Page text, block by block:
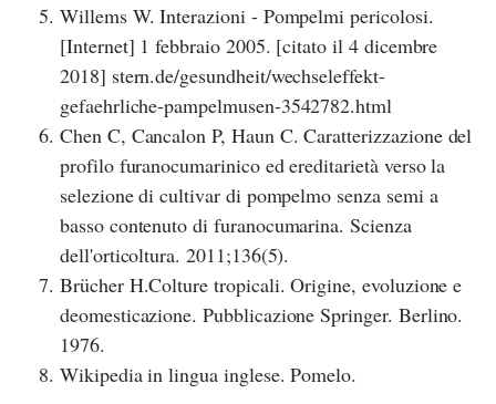
Willems W. Interazioni - Pompelmi pericolosi.
[Internet] 1 febbraio 2005. [citato il 4 dicembre
2018] stern.de/gesundheit/wechseleffekt-
gefaehrliche-pampelmusen-3542782.html
Chen C, Cancalon P, Haun C. Caratterizzazione del
profilo furanocumarinico ed ereditarietà verso la
selezione di cultivar di pompelmo senza semi a
basso contenuto di furanocumarina. Scienza
dell'orticoltura. 2011;136(5).
Brücher H.Colture tropicali. Origine, evoluzione e
deomesticazione. Pubblicazione Springer. Berlino.
1976.
Wikipedia in lingua inglese. Pomelo.